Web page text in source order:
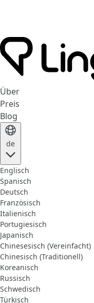
Über
Preis
Blog
de
Englisch
Spanisch
Deutsch
Französisch
Italienisch
Portugiesisch
Japanisch
Chinesesisch (Vereinfacht)
Chinesisch (Traditionell)
Koreanisch
Russisch
Schwedisch
Türkisch